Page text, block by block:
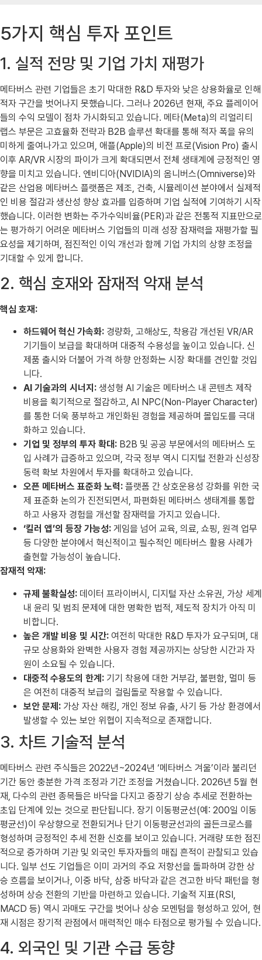
5가지 핵심 투자 포인트
1. 실적 전망 및 기업 가치 재평가
메타버스 관련 기업들은 초기 막대한 R&D 투자와 낮은 상용화율로 인해
적자 구간을 벗어나지 못했습니다. 그러나 2026년 현재, 주요 플레이어
들의 수익 모델이 점차 가시화되고 있습니다. 메타(Meta)의 리얼리티
랩스 부문은 고효율화 전략과 B2B 솔루션 확대를 통해 적자 폭을 유의
미하게 줄여나가고 있으며, 애플(Apple)의 비전 프로(Vision Pro) 출시
이후 AR/VR 시장의 파이가 크게 확대되면서 전체 생태계에 긍정적인 영
향을 미치고 있습니다. 엔비디아(NVIDIA)의 옴니버스(Omniverse)와
같은 산업용 메타버스 플랫폼은 제조, 건축, 시뮬레이션 분야에서 실제적
인 비용 절감과 생산성 향상 효과를 입증하며 기업 실적에 기여하기 시작
했습니다. 이러한 변화는 주가수익비율(PER)과 같은 전통적 지표만으로
는 평가하기 어려운 메타버스 기업들의 미래 성장 잠재력을 재평가할 필
요성을 제기하며, 점진적인 이익 개선과 함께 기업 가치의 상향 조정을
기대할 수 있게 합니다.
2. 핵심 호재와 잠재적 악재 분석
핵심 호재:
하드웨어 혁신 가속화: 경량화, 고해상도, 착용감 개선된 VR/AR
기기들이 보급을 확대하며 대중적 수용성을 높이고 있습니다. 신
제품 출시와 더불어 가격 하향 안정화는 시장 확대를 견인할 것입
니다.
AI 기술과의 시너지: 생성형 AI 기술은 메타버스 내 콘텐츠 제작
비용을 획기적으로 절감하고, AI NPC(Non-Player Character)
를 통한 더욱 풍부하고 개인화된 경험을 제공하며 몰입도를 극대
화하고 있습니다.
기업 및 정부의 투자 확대: B2B 및 공공 부문에서의 메타버스 도
입 사례가 급증하고 있으며, 각국 정부 역시 디지털 전환과 신성장
동력 확보 차원에서 투자를 확대하고 있습니다.
오픈 메타버스 표준화 노력: 플랫폼 간 상호운용성 강화를 위한 국
제 표준화 논의가 진전되면서, 파편화된 메타버스 생태계를 통합
하고 사용자 경험을 개선할 잠재력을 가지고 있습니다.
‘킬러 앱’의 등장 가능성: 게임을 넘어 교육, 의료, 쇼핑, 원격 업무
등 다양한 분야에서 혁신적이고 필수적인 메타버스 활용 사례가
출현할 가능성이 높습니다.
잠재적 악재:
규제 불확실성: 데이터 프라이버시, 디지털 자산 소유권, 가상 세계
내 윤리 및 범죄 문제에 대한 명확한 법적, 제도적 장치가 아직 미
비합니다.
높은 개발 비용 및 시간: 여전히 막대한 R&D 투자가 요구되며, 대
규모 상용화와 완벽한 사용자 경험 제공까지는 상당한 시간과 자
원이 소요될 수 있습니다.
대중적 수용도의 한계: 기기 착용에 대한 거부감, 불편함, 멀미 등
은 여전히 대중적 보급의 걸림돌로 작용할 수 있습니다.
보안 문제: 가상 자산 해킹, 개인 정보 유출, 사기 등 가상 환경에서
발생할 수 있는 보안 위협이 지속적으로 존재합니다.
3. 차트 기술적 분석
메타버스 관련 주식들은 2022년~2024년 ‘메타버스 겨울’이라 불리던
기간 동안 충분한 가격 조정과 기간 조정을 거쳤습니다. 2026년 5월 현
재, 다수의 관련 종목들은 바닥을 다지고 중장기 상승 추세로 전환하는
초입 단계에 있는 것으로 판단됩니다. 장기 이동평균선(예: 200일 이동
평균선)이 우상향으로 전환되거나 단기 이동평균선과의 골든크로스를
형성하며 긍정적인 추세 전환 신호를 보이고 있습니다. 거래량 또한 점진
적으로 증가하며 기관 및 외국인 투자자들의 매집 흔적이 관찰되고 있습
니다. 일부 선도 기업들은 이미 과거의 주요 저항선을 돌파하며 강한 상
승 흐름을 보이거나, 이중 바닥, 삼중 바닥과 같은 견고한 바닥 패턴을 형
성하며 상승 전환의 기반을 마련하고 있습니다. 기술적 지표(RSI,
MACD 등) 역시 과매도 구간을 벗어나 상승 모멘텀을 형성하고 있어, 현
재 시점은 장기적 관점에서 매력적인 매수 타점으로 평가될 수 있습니다.
4. 외국인 및 기관 수급 동향